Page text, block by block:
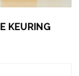
KEURING